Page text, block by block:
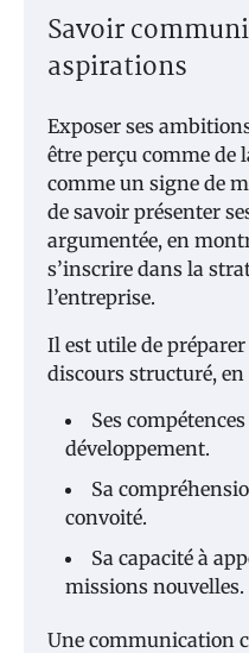
Savoir
aspirations
Exposer ses
être perçu comme de
comme un signe de
de savoir présenter
argumentée, en
s’inscrire dans la
l’entreprise.
Il est utile de
discours structuré,
Ses
développement.
Sa
convoité.
Sa capacité à
missions nouvelles.
Une communication